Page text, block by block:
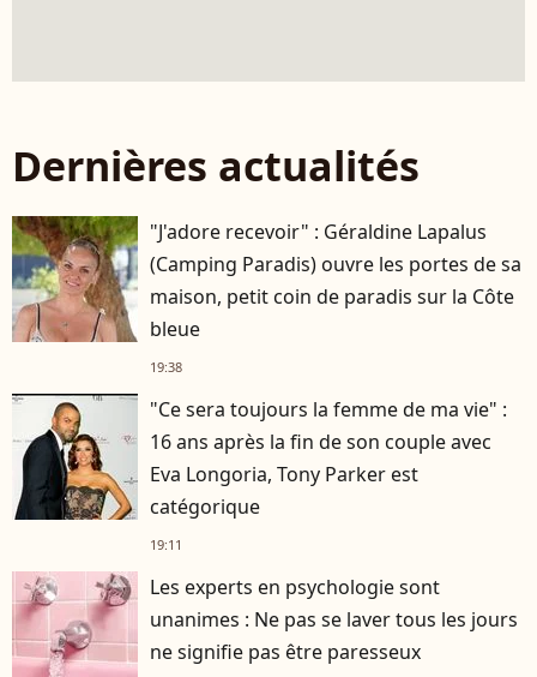
Dernières actualités
"J'adore recevoir" : Géraldine Lapalus
(Camping Paradis) ouvre les portes de sa
maison, petit coin de paradis sur la Côte
bleue
19:38
"Ce sera toujours la femme de ma vie" :
16 ans après la fin de son couple avec
Eva Longoria, Tony Parker est
catégorique
19:11
Les experts en psychologie sont
unanimes : Ne pas se laver tous les jours
ne signifie pas être paresseux